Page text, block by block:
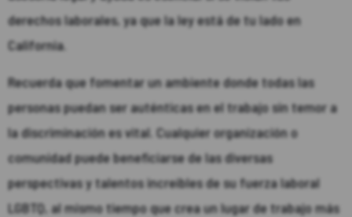
derechos laborales, ya que la ley está de tu lado en
California.
Recuerda que fomentar un ambiente donde todas las
personas puedan ser auténticas en el trabajo sin temor a
la discriminación es vital. Cualquier organización o
comunidad puede beneficiarse de las diversas
perspectivas y talentos increíbles de su fuerza laboral
LGBTQ, al mismo tiempo que crea un lugar de trabajo más